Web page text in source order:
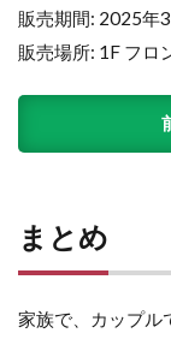
販売期間: 2025年
販売場所: 1F フロ
まとめ
家族で、カップル